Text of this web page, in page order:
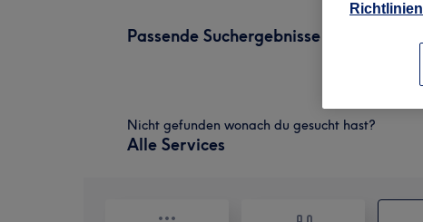
Passende Suchergebnisse
Nicht gefunden wonach du gesucht hast?
Alle Services
Richtlinien